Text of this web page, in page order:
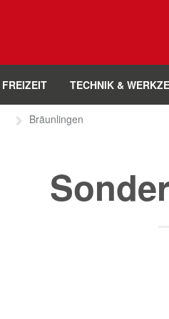
TECHNIK &
Bräunlingen